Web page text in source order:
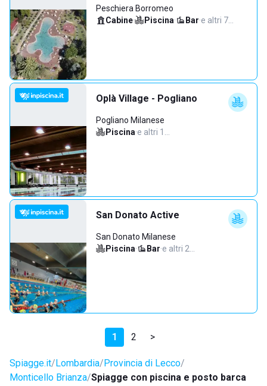
Peschiera Borromeo
Cabine· Piscina· Bar·e altri 7…
Oplà Village - Pogliano
Pogliano Milanese
Piscina·e altri 1…
San Donato Active
San Donato Milanese
Piscina· Bar·e altri 2…
1 2 >
Spiagge.it Lombardia Provincia di Lecco
Monticello Brianza Spiagge con piscina e posto barca